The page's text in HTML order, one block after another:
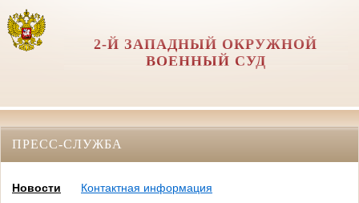
2-Й ЗАПАДНЫЙ ОКРУЖНОЙ
ВОЕННЫЙ СУД
ПРЕСС-СЛУЖБА
Новости
Контактная информация